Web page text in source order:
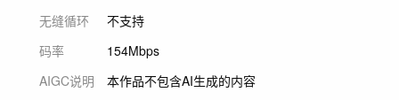
无缝循环
不支持
码率
154Mbps
AIGC说明
本作品不包含AI生成的内容